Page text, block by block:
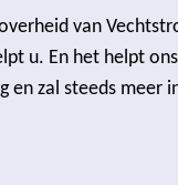
van
u. En het helpt
en zal steeds meer